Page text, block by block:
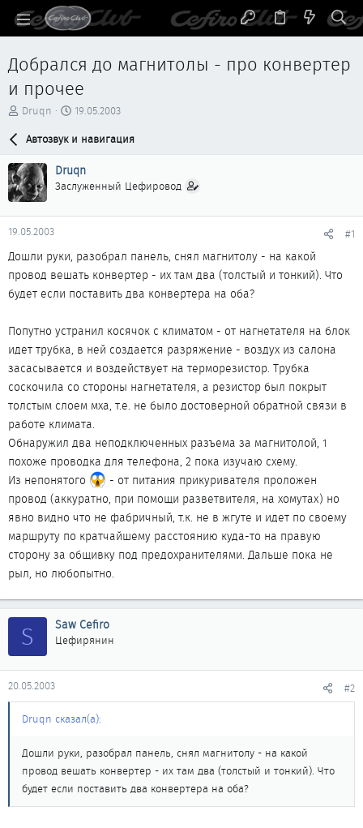
Добрался до магнитолы - про конвертер
и прочее
А
р
т
е
м
ы
Druqn
Д
т
н
а
ч
а
19.05.2003
Автозвук и навигация
Druqn
Заслуженный Цефировод
19.05.2003 #1
Дошли руки, разобрал панель, снял магнитолу - на какой
провод вешать конвертер - их там два (толстый и тонкий). Что
будет если поставить два конвертера на оба?
Попутно устранил косячок с климатом - от нагнетателя на блок
идет трубка, в ней создается разряжение - воздух из салона
засасывается и воздействует на терморезистор. Трубка
соскочила со стороны нагнетателя, а резистор был покрыт
толстым слоем мха, т.е. не было достоверной обратной связи в
работе климата.
Обнаружил два неподключенных разъема за магнитолой, 1
похоже проводка для телефона, 2 пока изучаю схему.
Из непонятого
- от питания прикуривателя проложен
провод (аккуратно, при помощи разветвителя, на хомутах) но
явно видно что не фабричный, т.к. не в жгуте и идет по своему
маршруту по кратчайшему расстоянию куда-то на правую
сторону за общивку под предохранителями. Дальше пока не
рыл, но любопытно.
S Saw Cefiro
Цефирянин
20.05.2003 #2
Druqn сказал(а):
Дошли руки, разобрал панель, снял магнитолу - на какой
провод вешать конвертер - их там два (толстый и тонкий). Что
будет если поставить два конвертера на оба?